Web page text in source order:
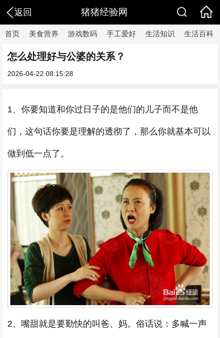
返回 猪猪经验网
首页 美食营养 游戏数码 手工爱好 生活知识 生活百科
怎么处理好与公婆的关系？
2026-04-22 08:15:28
1、你要知道和你过日子的是他们的儿子而不是他
们，这句话你要是理解的透彻了，那么你就基本可以
做到低一点了。
2、嘴甜就是要勤快的叫爸、妈。俗话说：多喊一声